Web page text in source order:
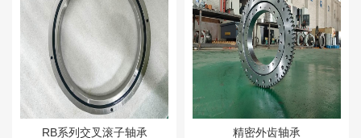
RB系列交叉滚子轴承 精密外齿轴承